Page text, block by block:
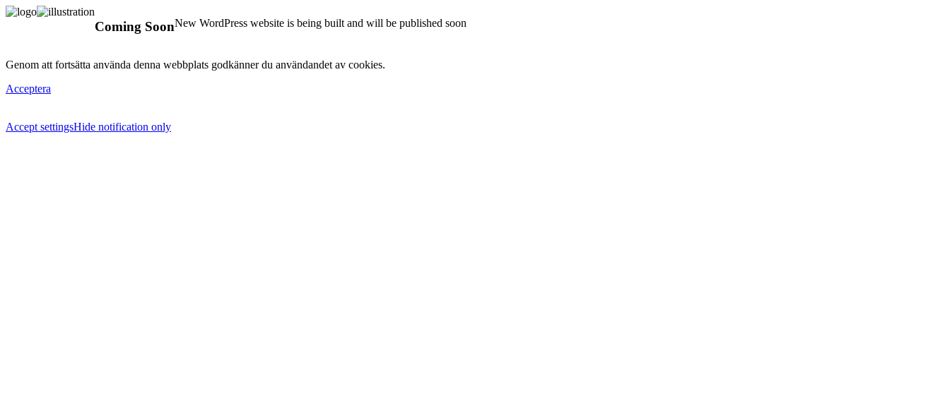
Coming SoonNew WordPress website is being built and will be published soon
Genom att fortsätta använda denna webbplats godkänner du användandet av cookies.
Acceptera
Accept settingsHide notification only